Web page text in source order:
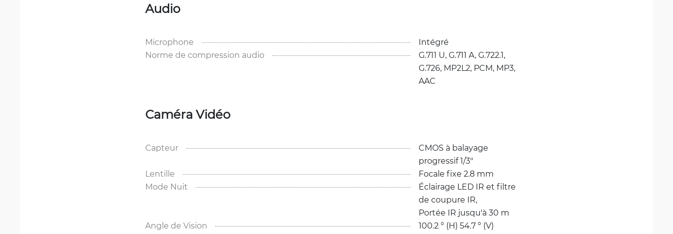
Audio
Microphone
Intégré
Norme de compression audio
G.711 U, G.711 A, G.722.1,
G.726, MP2L2, PCM, MP3,
AAC
Caméra Vidéo
Capteur
CMOS à balayage
progressif 1/3"
Lentille
Focale fixe 2.8 mm
Mode Nuit
Éclairage LED IR et filtre
de coupure IR,
Portée IR jusqu'à 30 m
Angle de Vision
100.2 ° (H) 54.7 ° (V)